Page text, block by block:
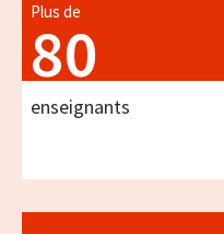
Plus de
80
enseignants